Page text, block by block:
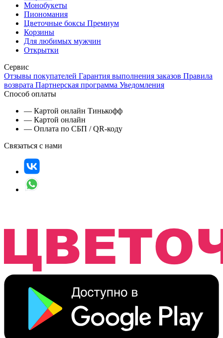
Монобукеты
Пиономания
Цветочные боксы Премиум
Корзины
Для любимых мужчин
Открытки
Сервис
Отзывы покупателей Гарантия выполнения заказов Правила
возврата Партнерская программа Уведомления
Способ оплаты
— Картой онлайн Тинькофф
— Картой онлайн
— Оплата по СБП / QR-коду
Связаться с нами